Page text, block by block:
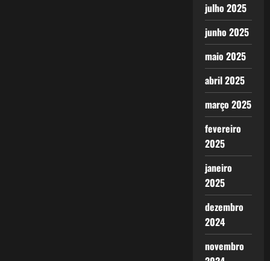
julho 2025
junho 2025
maio 2025
abril 2025
março 2025
fevereiro
2025
janeiro
2025
dezembro
2024
novembro